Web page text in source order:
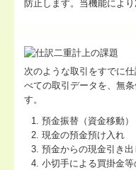
防止します。当機能によ
次のような取引をすでに
べての取引データを、無
す。
預金振替（資金移動）
現金の預金預け入れ
預金からの現金引き出
小切手による買掛金